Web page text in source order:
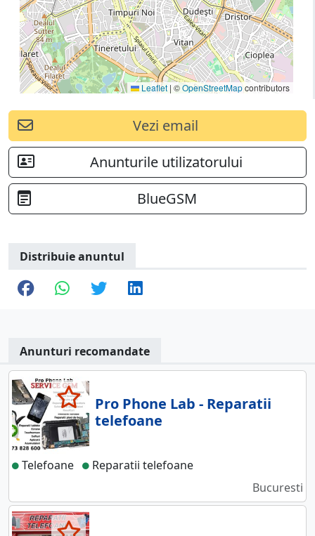
Leaflet | ©OpenStreetMapcontributors
Vezi email
Anunturile utilizatorului
BlueGSM
Distribuie anuntul
Anunturi recomandate
Pro Phone Lab - Reparatii
telefoane
Telefoane
Reparatii telefoane
Bucuresti